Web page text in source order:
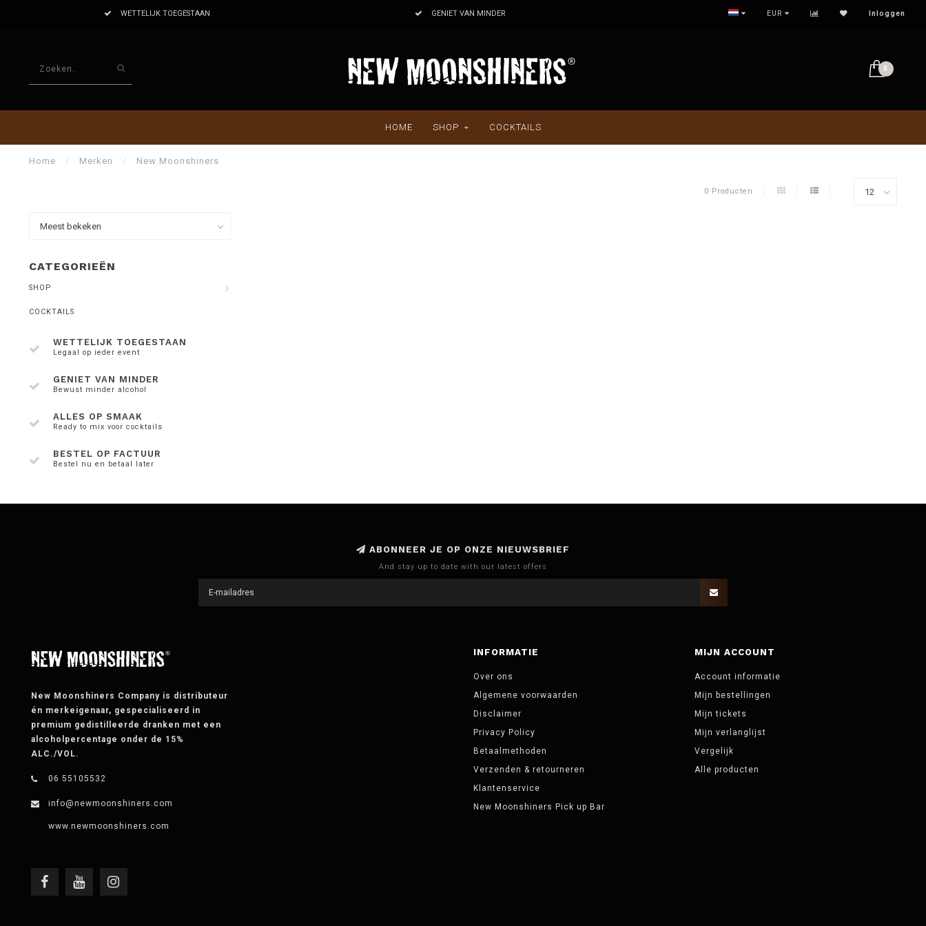
WETTELIJK TOEGESTAAN GENIET VAN MINDER ALLES OP SMAAK
EUR Inloggen
0
HOME SHOP COCKTAILS
Home / Merken / New Moonshiners
0 Producten
CATEGORIEËN
SHOP
COCKTAILS
WETTELIJK TOEGESTAAN
Legaal op ieder event
GENIET VAN MINDER
Bewust minder alcohol
ALLES OP SMAAK
Ready to mix voor cocktails
BESTEL OP FACTUUR
Bestel nu en betaal later
ABONNEER JE OP ONZE NIEUWSBRIEF
And stay up to date with our latest offers
New Moonshiners Company is distributeur
én merkeigenaar, gespecialiseerd in
premium gedistilleerde dranken met een
alcoholpercentage onder de 15%
ALC./VOL.
06 55105532
info@newmoonshiners.com
INFORMATIE
Over ons
Algemene voorwaarden
Disclaimer
Privacy Policy
Betaalmethoden
Verzenden & retourneren
Klantenservice
New Moonshiners Pick up Bar
MIJN ACCOUNT
Account informatie
Mijn bestellingen
Mijn tickets
Mijn verlanglijst
Vergelijk
Alle producten